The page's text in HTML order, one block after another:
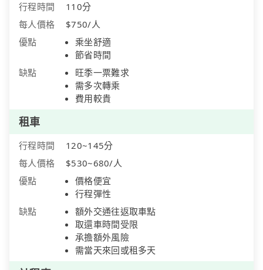
行程時間
110分
每人價格
$750/人
優點
乘坐舒適
節省時間
缺點
旺季一票難求
需多次轉乘
費用較貴
租車
行程時間
120~145分
每人價格
$530~680/人
優點
價格便宜
行程彈性
缺點
額外交通往返取車點
取還車時間受限
承擔額外風險
需當天來回或租多天